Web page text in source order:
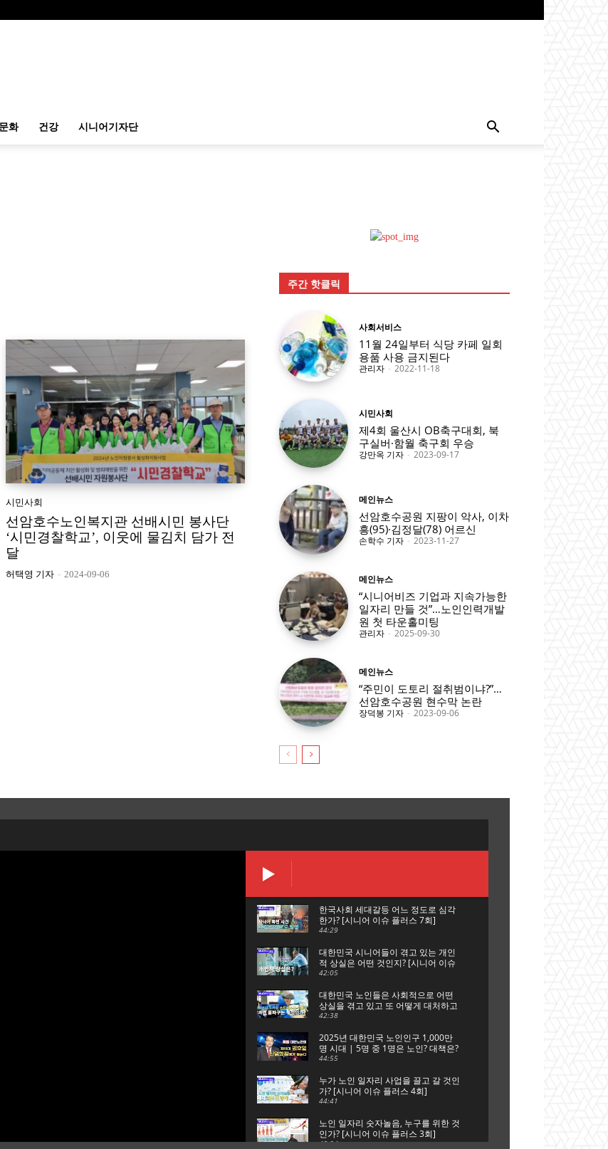
화 건강 시니어기자단
시민사회
선암호수노인복지관 선배시민 봉사단
‘시민경찰학교’, 이웃에 물김치 담가 전
달
허택영 기자 - 2024-09-06
주간 핫클릭
사회서비스
11월 24일부터 식당 카페 일회
용품 사용 금지된다
관리자 - 2022-11-18
시민사회
제4회 울산시 OB축구대회, 북
구실버·함월 축구회 우승
강만옥 기자 - 2023-09-17
메인뉴스
선암호수공원 지팡이 악사, 이차
흥(95)·김정달(78) 어르신
손학수 기자 - 2023-11-27
메인뉴스
“시니어비즈 기업과 지속가능한
일자리 만들 것”…노인인력개발
원 첫 타운홀미팅
관리자 - 2025-09-30
메인뉴스
“주민이 도토리 절취범이냐?”…
선암호수공원 현수막 논란
장덕봉 기자 - 2023-09-06
한국사회 세대갈등 어느 정도로 심각
한가? [시니어 이슈 플러스 7회]
44:29
대한민국 시니어들이 겪고 있는 개인
적 상실은 어떤 것인지? [시니어 이슈
플러스 6회]
42:05
대한민국 노인들은 사회적으로 어떤
상실을 겪고 있고 또 어떻게 대처하고
있는가? [시니어 이슈 플러스 5회]
42:38
2025년 대한민국 노인인구 1,000만
명 시대 | 5명 중 1명은 노인? 대책은?
[시니어 이슈 플러스 특집 대한노인
44:55
누가 노인 일자리 사업을 끌고 갈 것인
가? [시니어 이슈 플러스 4회]
44:41
노인 일자리 숫자놀음, 누구를 위한 것
인가? [시니어 이슈 플러스 3회]
45:34